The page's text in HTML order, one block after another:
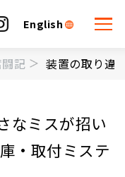
English
記 装置の取り違
なミスが招い
・取付ミステ